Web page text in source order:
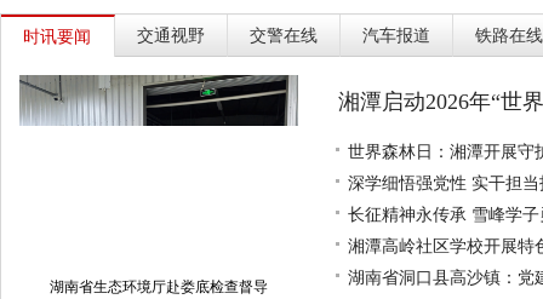
时讯要闻 交通视野 交警在线 汽车报道 铁路在线
湖南省生态环境厅赴娄底检查督导
湘潭启动2026年“世
世界森林日：湘潭开展守
深学细悟强党性 实干担
长征精神永传承 雪峰学
湘潭高岭社区学校开展特
湖南省洞口县高沙镇：党